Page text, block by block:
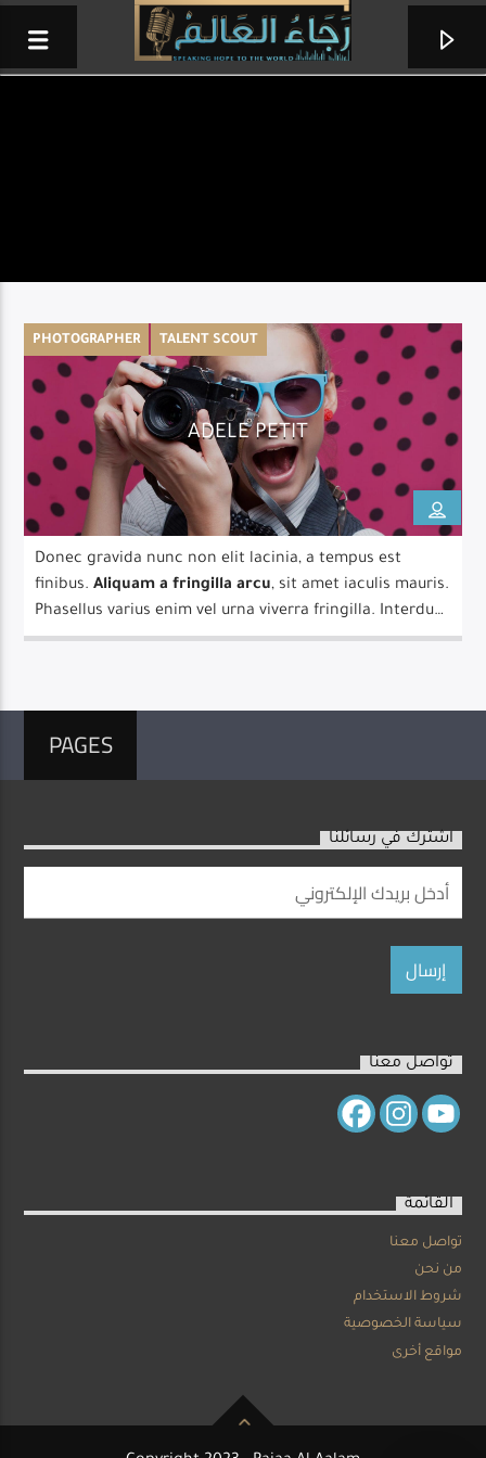
خمس دقايق
وفيق رمزي
PHOTOGRAPHER TALENT SCOUT
ADELE PETIT
Donec gravida nunc non elit lacinia, a tempus est
finibus.Aliquam a fringilla arcu, sit amet iaculis mauris.
Phasellus varius enim vel urna viverra fringilla. Interdum
et malesuada fames ac.
PAGES
اشترك في رسائلنا
تواصل معنا
القائمة
تواصل معنا
من نحن
شروط الاستخدام
سياسة الخصوصية
مواقع أخرى